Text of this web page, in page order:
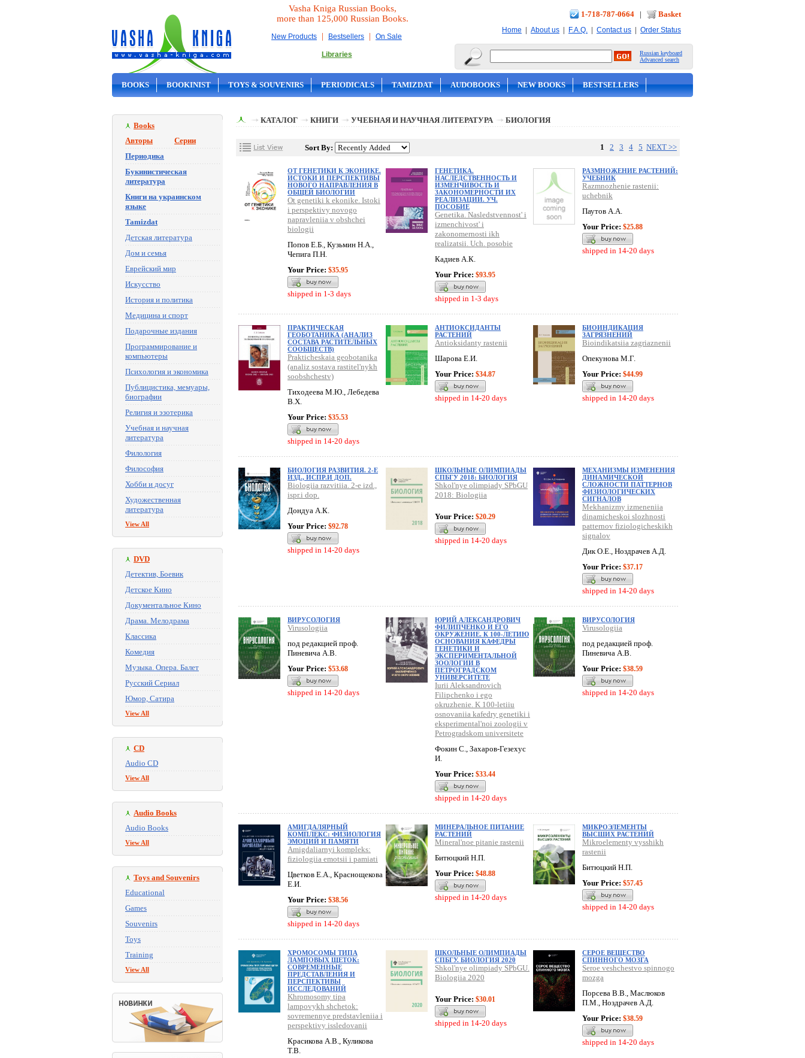
Vasha Kniga Russian Books,
more than 125,000 Russian Books.
New Products | Bestsellers | On Sale
Libraries
1-718-787-0664 | Basket
Home | About us | F.A.Q. | Contact us | Order Status
Russian keyboard
Advanced search
BOOKS BOOKINIST TOYS & SOUVENIRS PERIODICALS TAMIZDAT AUDOBOOKS NEW BOOKS BESTSELLERS
Books
Авторы
Серии
Периодика
Букинистическая
литература
Книги на украинском
языке
Tamizdat
Детская литература
Дом и семья
Еврейский мир
Искусство
История и политика
Медицина и спорт
Подарочные издания
Программирование и
компьютеры
Психология и экономика
Публицистика, мемуары,
биографии
Религия и эзотерика
Учебная и научная
литература
Филология
Философия
Хобби и досуг
Художественная
литература
View All
DVD
Детектив, Боевик
Детское Кино
Документальное Кино
Драма. Мелодрама
Классика
Комедия
Музыка. Опера. Балет
Русский Сериал
Юмор, Сатира
View All
CD
Audio CD
View All
Audio Books
Audio Books
View All
Toys and Souvenirs
Educational
Games
Souvenirs
Toys
Training
View All
КАТАЛОГ КНИГИ УЧЕБНАЯ И НАУЧНАЯ ЛИТЕРАТУРА БИОЛОГИЯ
Sort By: 1 2 3 4 5 NEXT >>
ОТ ГЕНЕТИКИ К ЭКОНИКЕ.
ИСТОКИ И ПЕРСПЕКТИВЫ
НОВОГО НАПРАВЛЕНИЯ В
ОБЩЕЙ БИОЛОГИИ
Ot genetiki k ekonike. Istoki
i perspektivy novogo
napravleniia v obshchei
biologii
Попов Е.Б., Кузьмин Н.А.,
Чепига П.Н.
Your Price: $35.95
shipped in 1-3 days
ГЕНЕТИКА.
НАСЛЕДСТВЕННОСТЬ И
ИЗМЕНЧИВОСТЬ И
ЗАКОНОМЕРНОСТИ ИХ
РЕАЛИЗАЦИИ. УЧ.
ПОСОБИЕ
Genetika. Nasledstvennost' i
izmenchivost' i
zakonomernosti ikh
realizatsii. Uch. posobie
Кадиев А.К.
Your Price: $93.95
shipped in 1-3 days
РАЗМНОЖЕНИЕ РАСТЕНИЙ:
УЧЕБНИК
Razmnozhenie rastenii:
uchebnik
Паутов А.А.
Your Price: $25.88
shipped in 14-20 days
ПРАКТИЧЕСКАЯ
ГЕОБОТАНИКА (АНАЛИЗ
СОСТАВА РАСТИТЕЛЬНЫХ
СООБЩЕСТВ)
Prakticheskaia geobotanika
(analiz sostava rastitel'nykh
soobshchestv)
Тиходеева М.Ю., Лебедева
В.Х.
Your Price: $35.53
shipped in 14-20 days
АНТИОКСИДАНТЫ
РАСТЕНИЙ
Antioksidanty rastenii
Шарова Е.И.
Your Price: $34.87
shipped in 14-20 days
БИОИНДИКАЦИЯ
ЗАГРЯЗНЕНИЙ
Bioindikatsiia zagriaznenii
Опекунова М.Г.
Your Price: $44.99
shipped in 14-20 days
БИОЛОГИЯ РАЗВИТИЯ. 2-Е
ИЗД., ИСПР.И ДОП.
Biologiia razvitiia. 2-e izd.,
ispr.i dop.
Дондуа А.К.
Your Price: $92.78
shipped in 14-20 days
ШКОЛЬНЫЕ ОЛИМПИАДЫ
СПБГУ 2018: БИОЛОГИЯ
Shkol'nye olimpiady SPbGU
2018: Biologiia
Your Price: $20.29
shipped in 14-20 days
МЕХАНИЗМЫ ИЗМЕНЕНИЯ
ДИНАМИЧЕСКОЙ
СЛОЖНОСТИ ПАТТЕРНОВ
ФИЗИОЛОГИЧЕСКИХ
СИГНАЛОВ
Mekhanizmy izmeneniia
dinamicheskoi slozhnosti
patternov fiziologicheskikh
signalov
Дик О.Е., Ноздрачев А.Д.
Your Price: $37.17
shipped in 14-20 days
ВИРУСОЛОГИЯ
Virusologiia
под редакцией проф.
Пиневича А.В.
Your Price: $53.68
shipped in 14-20 days
ЮРИЙ АЛЕКСАНДРОВИЧ
ФИЛИПЧЕНКО И ЕГО
ОКРУЖЕНИЕ. К 100-ЛЕТИЮ
ОСНОВАНИЯ КАФЕДРЫ
ГЕНЕТИКИ И
ЭКСПЕРИМЕНТАЛЬНОЙ
ЗООЛОГИИ В
ПЕТРОГРАДСКОМ
УНИВЕРСИТЕТЕ
Iurii Aleksandrovich
Filipchenko i ego
okruzhenie. K 100-letiiu
osnovaniia kafedry genetiki i
eksperimental'noi zoologii v
Petrogradskom universitete
Фокин С., Захаров-Гезехус
И.
Your Price: $33.44
shipped in 14-20 days
ВИРУСОЛОГИЯ
Virusologiia
под редакцией проф.
Пиневича А.В.
Your Price: $38.59
shipped in 14-20 days
АМИГДАЛЯРНЫЙ
КОМПЛЕКС: ФИЗИОЛОГИЯ
ЭМОЦИЙ И ПАМЯТИ
Amigdaliarnyi kompleks:
fiziologiia emotsii i pamiati
Цветков Е.А., Краснощекова
Е.И.
Your Price: $38.56
shipped in 14-20 days
МИНЕРАЛЬНОЕ ПИТАНИЕ
РАСТЕНИЙ
Mineral'noe pitanie rastenii
Битюцкий Н.П.
Your Price: $48.88
shipped in 14-20 days
МИКРОЭЛЕМЕНТЫ
ВЫСШИХ РАСТЕНИЙ
Mikroelementy vysshikh
rastenii
Битюцкий Н.П.
Your Price: $57.45
shipped in 14-20 days
ХРОМОСОМЫ ТИПА
ЛАМПОВЫХ ЩЕТОК:
СОВРЕМЕННЫЕ
ПРЕДСТАВЛЕНИЯ И
ПЕРСПЕКТИВЫ
ИССЛЕДОВАНИЙ
Khromosomy tipa
lampovykh shchetok:
sovremennye predstavleniia i
perspektivy issledovanii
Красикова А.В., Куликова
Т.В.
ШКОЛЬНЫЕ ОЛИМПИАДЫ
СПБГУ. БИОЛОГИЯ 2020
Shkol'nye olimpiady SPbGU.
Biologiia 2020
Your Price: $30.01
shipped in 14-20 days
СЕРОЕ ВЕЩЕСТВО
СПИННОГО МОЗГА
Seroe veshchestvo spinnogo
mozga
Порсева В.В., Маслюков
П.М., Ноздрачев А.Д.
Your Price: $38.59
shipped in 14-20 days